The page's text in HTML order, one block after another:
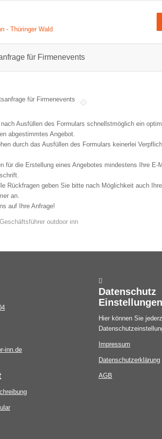
für Firmenevents
für Firmenevents
Ausfüllen des Formulars schnellstmöglich ein
abgestimmtes Angebot.
durch das Ausfüllen des Formulars keinerlei
für die Erstellung eines Angebotes mindestens Ihre E-
Rückfragen geben Sie bitte nach Möglichkeit auch Ihre
an.
auf Ihre Anfrage!
Geschäftsführer outdoor inn
inn.de
Datenschutz
Einstellungen
Hier können Sie
Impressum
Datenschutzerklärung
AGB